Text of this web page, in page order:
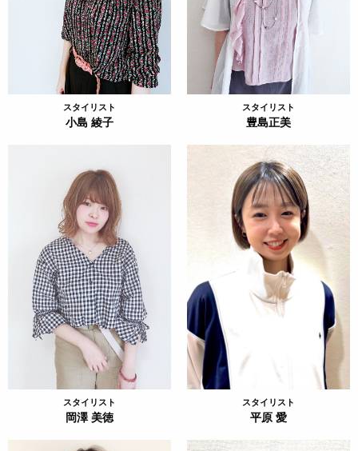
スタイリスト
小島 綾子
スタイリスト
豊島正美
スタイリスト
岡澤 美徳
スタイリスト
平原 愛